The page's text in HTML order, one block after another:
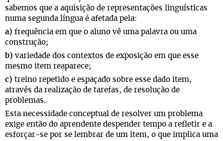
sabemos que a aquisição de representações linguísticas
numa segunda língua é afetada pela:
a) frequência em que o aluno vê uma palavra ou uma
construção;
b) variedade dos contextos de exposição em que esse
mesmo item reaparece;
c) treino repetido e espaçado sobre esse dado item,
através da realização de tarefas, de resolução de
problemas.
Esta necessidade conceptual de resolver um problema
exige então do aprendente despender tempo a refletir e a
esforçar-se por se lembrar de um item, o que implica uma